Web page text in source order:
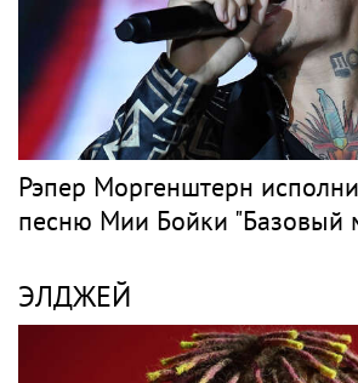
Рэпер Моргенштерн
песню Мии Бойки "Базовый
ЭЛДЖЕЙ